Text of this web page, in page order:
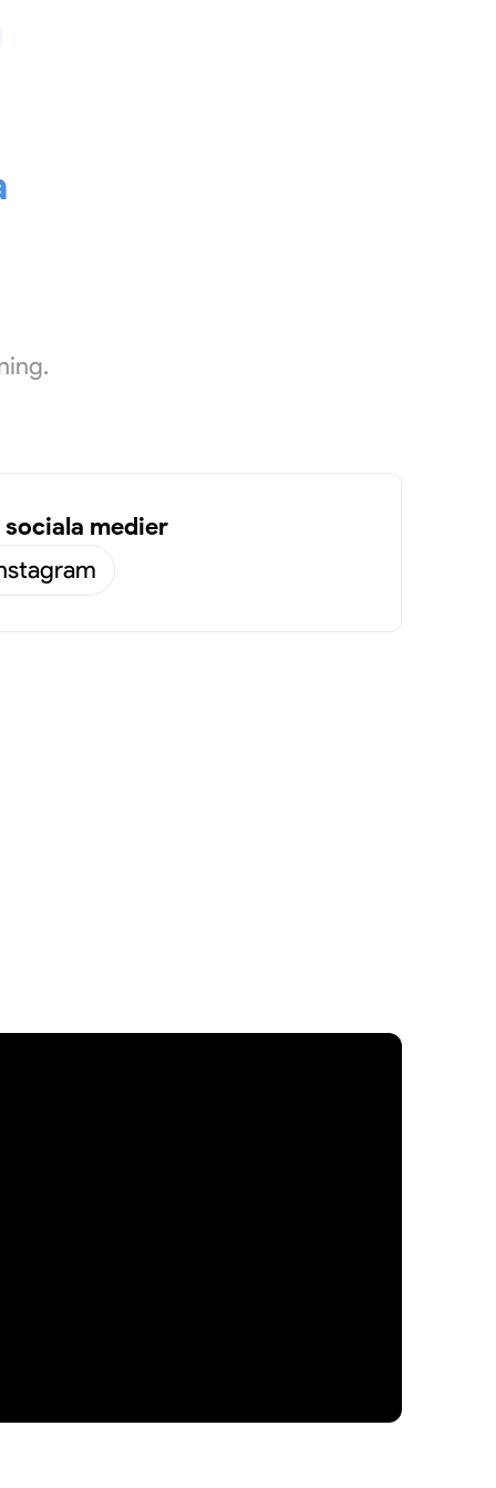
medier